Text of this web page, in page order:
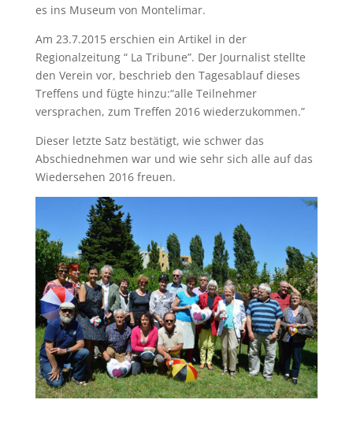
es ins Museum von Montelimar.
Am 23.7.2015 erschien ein Artikel in der
Regionalzeitung “ La Tribune”. Der Journalist stellte
den Verein vor, beschrieb den Tagesablauf dieses
Treffens und fügte hinzu:“alle Teilnehmer
versprachen, zum Treffen 2016 wiederzukommen.”
Dieser letzte Satz bestätigt, wie schwer das
Abschiednehmen war und wie sehr sich alle auf das
Wiedersehen 2016 freuen.